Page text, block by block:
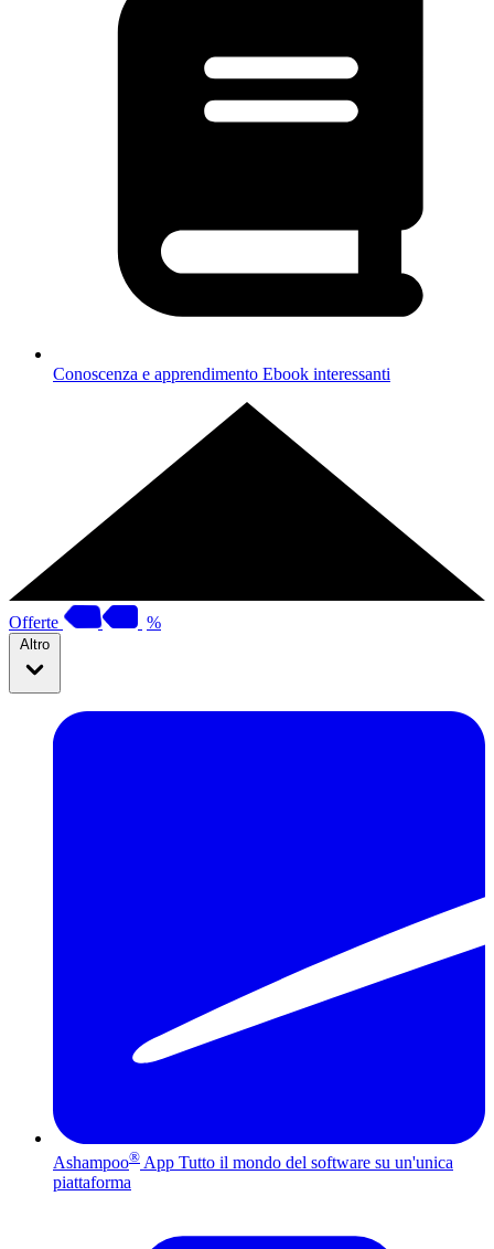
Conoscenza e apprendimento Ebook interessanti
Offerte %
Altro
Ashampoo® App Tutto il mondo del software su un'unica
piattaforma